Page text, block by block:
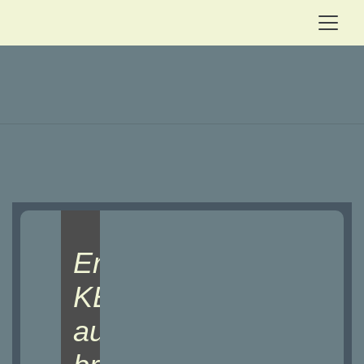
Ernest
KERVIEL
autonomiste